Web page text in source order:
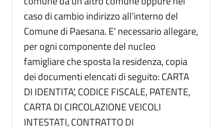
caso di cambio indirizzo all'interno del
Comune di Paesana. E' necessario allegare,
per ogni componente del nucleo
famigliare che sposta la residenza, copia
dei documenti elencati di seguito: CARTA
DI IDENTITA', CODICE FISCALE, PATENTE,
CARTA DI CIRCOLAZIONE VEICOLI
INTESTATI, CONTRATTO DI